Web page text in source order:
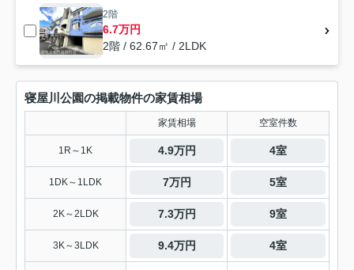
2階
6.7万円
2階 / 62.67㎡ / 2LDK
寝屋川公園の掲載物件の家賃相場
家賃相場 空室件数
1R～1K 4.9万円 4室
1DK～1LDK 7万円 5室
2K～2LDK 7.3万円 9室
3K～3LDK 9.4万円 4室